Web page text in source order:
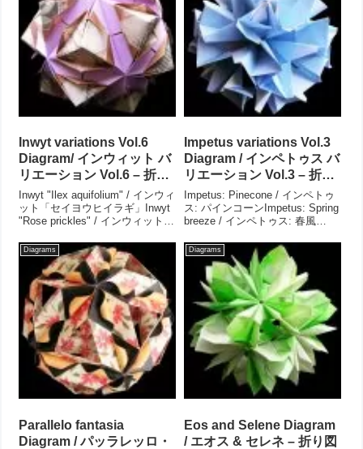
Inwyt variations Vol.6
Diagram/ インウィット バ
リエーション Vol.6 – 折り
図
Inwyt "Ilex aquifolium" / インウィ
ット「セイヨウヒイラギ」Inwyt
"Rose prickles" / インウィット
prickles 2" / インウィット「薔薇
の棘 2」In...
Impetus variations Vol.3
Diagram / インペトゥス バ
リエーション Vol.3 – 折り
図
Impetus: Pinecone / インペトゥ
ス: パインコーンImpetus: Spring
breeze / インペトゥス: 春風
ンペトゥス: 梅玉Impetus:
Yagu...
Diagrams
Parallelo fantasia
Diagram / パッラレッロ・
Diagrams
Eos and Selene Diagram
/ エオス & セレネ – 折り図